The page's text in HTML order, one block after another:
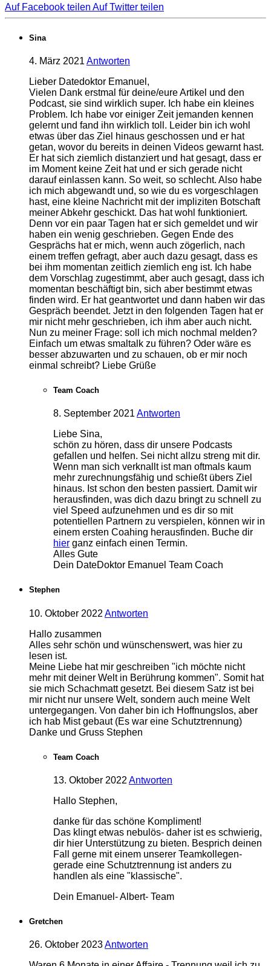
Auf Facebook teilen Auf Twitter teilen
Sina
4. März 2021 Antworten
Lieber Datedoktor Emanuel,
Vielen Dank erstmal für deine/eure Artikel und den
Podcast, sie sind wirklich super. Ich habe ein kleines
Problem. Ich habe vor einiger Zeit jemanden kennen
gelernt und fand ihn wirklich toll. Leider bin ich wohl
etwas über das Ziel hinaus geschossen und er hat
getan, wovor du bereits in deinen Videos gewarnt hast.
Er hat sich ziemlich distanziert und hat gesagt, dass er
im Moment keine Zeit hat und er sich gerade nicht
darauf einlassen kann. So weit, so schlecht. Also habe
ich mich abgewandt und, so wie du es vorgeschlagen
hast, eine kleine Nachricht mit der impliziten Botschaft
meiner Abkehr geschickt. Das hat wohl funktioniert.
Denn vor ein paar Tagen hat er sich gemeldet und wir
haben ein wenig geschrieben. Gegen Ende des
Gesprächs hat er mich, wenn auch zögerlich, nach
einem treffen gefragt, aber auch dazu gesagt, dass es
bei ihm momentan zeitlich ziemlich eng ist. Ich habe
dem Vorschlag zugestimmt, aber auch gesagt, dass ich
momentan beschäftigt bin, sich aber bestimmt etwas
finden wird. Er hat geantwortet und dann haben wir das
Gespräch beendet. Jetzt in den folgenden Tagen hat er
mir nicht mehr geschrieben, ich ihm aber auch nicht.
Nun zu meiner Frage: soll ich mich nochmal melden?
Einfach um etwas smaltalk zu führen? Oder wäre es
besser abzuwarten und zu schauen, ob er mir noch
einmal schreibt? Liebe Grüße
Team Coach
8. September 2021 Antworten
Liebe Sina,
schön zu hören, dass dir unsere Podcasts
gefallen und helfen. Sei nicht allzu streng mit dir.
Wenn man sich verknallt ist man oftmals kaum
mehr zurechnungsfähig und schießt übers Ziel
hinaus. Ist schon den besten passiert. Damit wir
herausfinden, was dich dazu bringt zu schnell zu
viel Speed aufzunehmen und es dir so mit
potentiellen Partnern zu verspielen, können wir in
einem ersten Coahing herausfinden. Buche dir
hier ganz einfach einen Termin.
Alles Gute
Dein DateDoktor Emanuel Team Coach
Stephen
10. Oktober 2022 Antworten
Hallo zusammen
Alles sehr schön und wünschenswert, was hier zu
lesen ist.
Meine Liebe hat mir geschreiben "ich möchte nicht
mehr mit deiner Welt in Berührung kommen". Somit hat
sie mich Schachmatt gesetzt. Bei diesem Satz ist bei
mir nicht nur unsere Welt, sondern auch meine Welt
untergegangen. Von daher bin ich Hoffnungslos, aber
ich hab Mist gebaut (Es war eine Schutztrennung)
Danke und Gruss Stephen
Team Coach
13. Oktober 2022 Antworten
Hallo Stephen,
danke für das schöne Kompliment!
Das klingt etwas nebulös- daher ist es schwierig,
dir hier Unterstützung zu bieten. Besprich deinen
Fall gerne mit einem unserer Teamkollegen-
gerade eine Schutztrennung ist anders zu
handlen als eine "klassische".
Dein Emanuel- Albert- Team
Gretchen
26. Oktober 2023Antworten